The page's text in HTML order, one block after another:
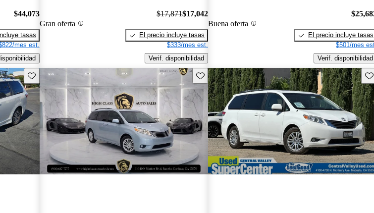
$44,073
tasas
mes est.
Gran oferta
$17,871$17,042
El precio incluye tasas
$333/mes est.
Verif. disponibilidad
Buena oferta
El precio incluye tasas
$501/mes
Verif. disponibilidad
Guarda este Aviso Guarda este Aviso